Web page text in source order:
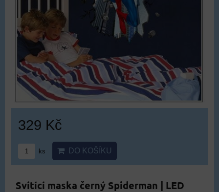
329 Kč
ks DO KOŠÍKU
Svítící maska černý Spiderman | LED